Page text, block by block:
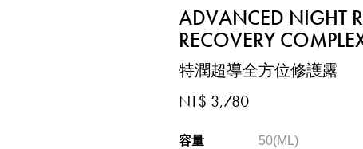
ADVANCED NIGHT
RECOVERY
特潤超導全方位修護露
NT$ 3,780
容量 50(ML)